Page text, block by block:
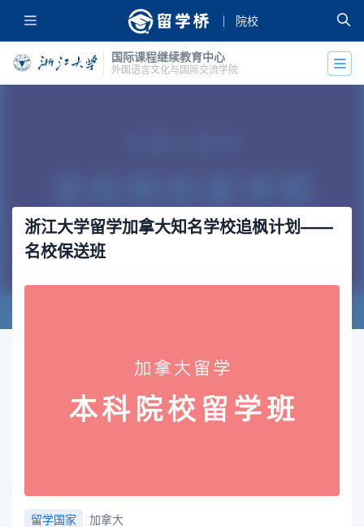
院校
国际课程继续教育中心
外国语言文化与国际交流学院
浙江大学留学加拿大知名学校追枫计划——
名校保送班
留学国家 加拿大